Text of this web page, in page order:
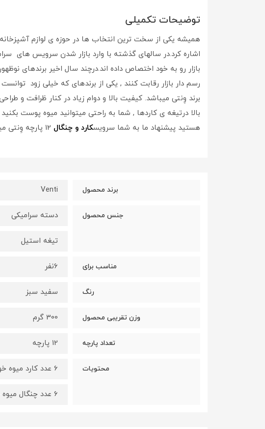
توضیحات تکمیلی
همیشه یکی از سخت ترین انتخاب ها در حوزه ی لوازم
اشاره کرد.در سالهای گذشته با وارد بازار شدن سرویس های
بازار رو به خود اختصاص داده اند.درچند سال اخیر برندهای
رسم دار بازار رقابت کنند , یکی از برندهای که خیلی زود
برند وِنتی میباشد. کیفیت بالا و دوام زیاد در کنار ظرافت و
بالا درتیغه ی کاردها , شما به راحتی میتوانید میوه پوست
هستید پیشنهاد ما به شما سرویسکارد و چنگال
برند محصول Venti
جنس محصول دسته سرامیکی
تیغه استیل
مناسب برای 6نفر
رنگ سفید سبز
وزن تقریبی محصول 300 گرم
تعداد پارچه 12 پارچه
محتویات 6 عدد کارد میوه خوری
6 عدد چنگال میوه خوری